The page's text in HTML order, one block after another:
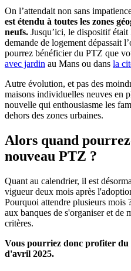
On l’attendait non sans
est étendu à toutes les zones
neufs. Jusqu’ici, le dispositif
demande de logement dépassait
pourrez bénéficier du PTZ que
avec jardin au Mans ou dans la
Autre évolution, et pas des
maisons individuelles neuves en
nouvelle qui enthousiasme les
dehors des zones urbaines.
Alors quand
nouveau PTZ ?
Quant au calendrier, il est
vigueur deux mois après
Pourquoi attendre plusieurs mois
aux banques de s'organiser et de
critères.
Vous pourriez donc profiter du
d'avril 2025.